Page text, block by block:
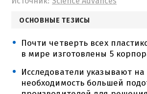
ОСНОВНЫЕ ТЕЗИСЫ
Почти четверть всех
в мире изготовлены 5
Исследователи указывают на
необходимость большей